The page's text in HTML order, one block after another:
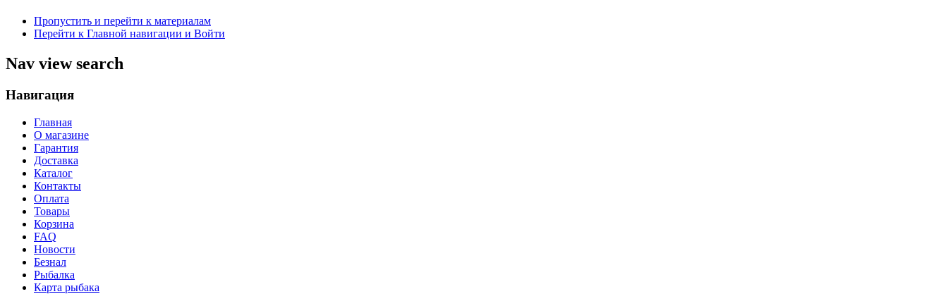
Пропустить и перейти к материалам
Перейти к Главной навигации и Войти
Nav view search
Навигация
Главная
О магазине
Гарантия
Доставка
Каталог
Контакты
Оплата
Товары
Корзина
FAQ
Новости
Безнал
Рыбалка
Карта рыбака